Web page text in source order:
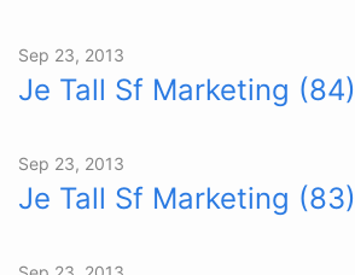
Sep 23, 2013
Je Tall Sf Marketing (84)
Sep 23, 2013
Je Tall Sf Marketing (83)